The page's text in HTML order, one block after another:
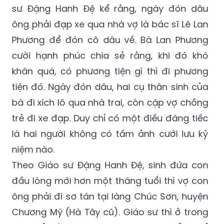
sư Đặng Hanh Đệ kể rằng, ngày đón dâu
ông phải đạp xe qua nhà vợ là bác sĩ Lê Lan
Phương để đón cô dâu về. Bà Lan Phương
cười hạnh phúc chia sẻ rằng, khi đó khó
khăn quá, có phương tiện gì thì đi phương
tiện đó. Ngày đón dâu, hai cụ thân sinh của
bà đi xích lô qua nhà trai, còn cặp vợ chồng
trẻ đi xe đạp. Duy chỉ có một điều đáng tiếc
là hai người không có tấm ảnh cưới lưu kỷ
niệm nào.
Theo Giáo sư Đặng Hanh Đệ, sinh đứa con
đầu lòng mới hơn một tháng tuổi thì vợ con
ông phải đi sơ tán tại làng Chúc Sơn, huyện
Chương Mỹ (Hà Tây cũ). Giáo sư thì ở trong